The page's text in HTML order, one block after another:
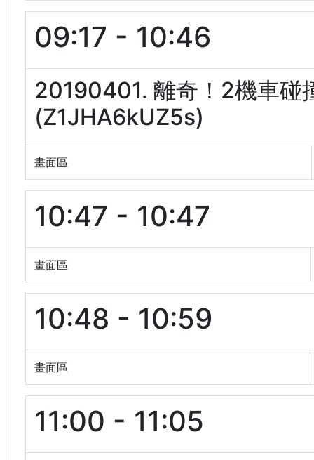
09:17 - 10:46
20190401. 離奇！2機車
(Z1JHA6kUZ5s)
畫面區
10:47 - 10:47
畫面區
10:48 - 10:59
畫面區
11:00 - 11:05